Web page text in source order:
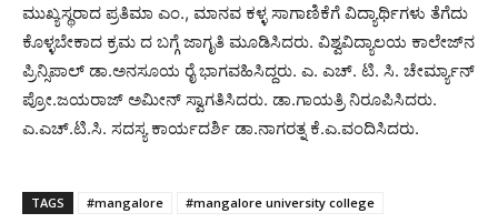
ಮುಖ್ಯಸ್ಥರಾದ ಪ್ರತಿಮಾ ಎಂ., ಮಾನವ ಕಳ್ಳ ಸಾಗಾಣಿಕೆಗೆ ವಿದ್ಯಾರ್ಥಿಗಳು ತೆಗೆದು
ಕೊಳ್ಳಬೇಕಾದ ಕ್ರಮ ದ ಬಗ್ಗೆ ಜಾಗೃತಿ ಮೂಡಿಸಿದರು. ವಿಶ್ವವಿದ್ಯಾಲಯ ಕಾಲೇಜ್‌ನ
ಪ್ರಿನ್ಸಿಪಾಲ್ ಡಾ.ಅನಸೂಯ ರೈ ಭಾಗವಹಿಸಿದ್ದರು. ಎ. ಎಚ್. ಟಿ. ಸಿ. ಚೇರ್ಮ್ಯಾನ್
ಪ್ರೋ.ಜಯರಾಜ್ ಅಮೀನ್ ಸ್ವಾಗತಿಸಿದರು. ಡಾ.ಗಾಯತ್ರಿ ನಿರೂಪಿಸಿದರು.
ಎ.ಎಚ್.ಟಿ.ಸಿ. ಸದಸ್ಯ ಕಾರ್ಯದರ್ಶಿ ಡಾ.ನಾಗರತ್ನ ಕೆ.ಎ.ವಂದಿಸಿದರು.
TAGS #mangalore
#mangalore university college